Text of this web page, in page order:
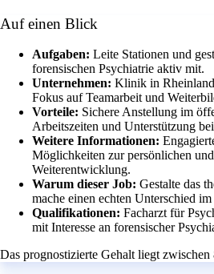
Auf einen Blick
Aufgaben: Leite Stationen und
forensischen Psychiatrie aktiv mit.
Unternehmen: Klinik in
Fokus auf Teamarbeit und
Vorteile: Sichere Anstellung im
Arbeitszeiten und Unterstützung
Weitere Informationen:
Möglichkeiten zur persönlichen
Weiterentwicklung.
Warum dieser Job: Gestalte das
mache einen echten Unterschied
Qualifikationen: Facharzt für
mit Interesse an forensischer
Das prognostizierte Gehalt liegt